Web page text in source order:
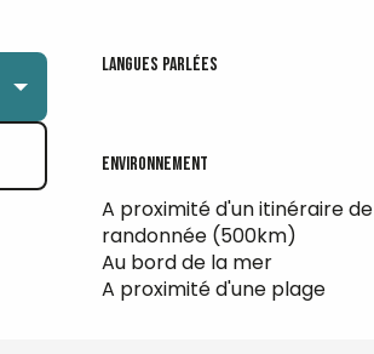
Langues parlées
Langues parlées
Environnement
Environnement
A proximité d'un itinéraire de
randonnée (500km)
Au bord de la mer
A proximité d'une plage